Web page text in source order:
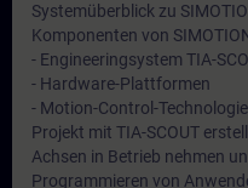
Systemüberblick zu
Komponenten von
- Engineeringsystem TIA-
- Hardware-Plattformen
- Motion-Control-
Projekt mit TIA-SCOUT
Achsen in Betrieb nehmen
Programmieren von